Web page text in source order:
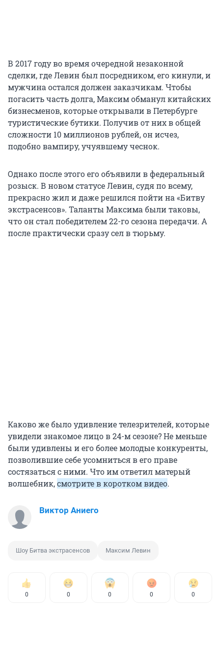
В 2017 году во время очередной незаконной
сделки, где Левин был посредником, его кинули, и
мужчина остался должен заказчикам. Чтобы
погасить часть долга, Максим обманул китайских
бизнесменов, которые открывали в Петербурге
туристические бутики. Получив от них в общей
сложности 10 миллионов рублей, он исчез,
подобно вампиру, учуявшему чеснок.
Однако после этого его объявили в федеральный
розыск. В новом статусе Левин, судя по всему,
прекрасно жил и даже решился пойти на «Битву
экстрасенсов». Таланты Максима были таковы,
что он стал победителем 22-го сезона передачи. А
после практически сразу сел в тюрьму.
Каково же было удивление телезрителей, которые
увидели знакомое лицо в 24-м сезоне? Не меньше
были удивлены и его более молодые конкуренты,
позволившие себе усомниться в его праве
состязаться с ними. Что им ответил матерый
волшебник,смотрите в коротком видео.
Виктор Аниего
Шоу Битва экстрасенсов Максим Левин
0 0 0 0 0